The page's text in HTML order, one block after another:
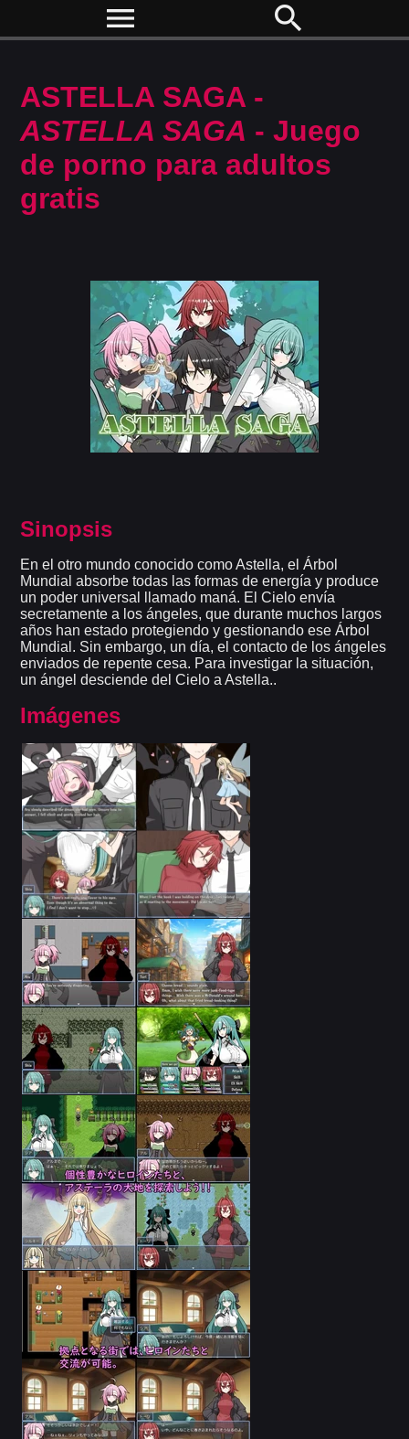
menu search
ASTELLA SAGA -
ASTELLA SAGA - Juego
de porno para adultos
gratis
Sinopsis
En el otro mundo conocido como Astella, el Árbol
Mundial absorbe todas las formas de energía y produce
un poder universal llamado maná. El Cielo envía
secretamente a los ángeles, que durante muchos largos
años han estado protegiendo y gestionando ese Árbol
Mundial. Sin embargo, un día, el contacto de los ángeles
enviados de repente cesa. Para investigar la situación,
un ángel desciende del Cielo a Astella..
Imágenes